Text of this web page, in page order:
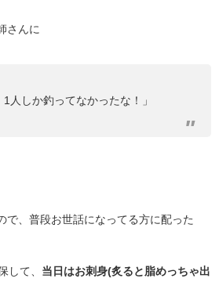
さんに
1人しか釣ってなかったな！」
で、普段お世話になってる方に配った
して、 当日はお刺身(炙ると脂めっちゃ出